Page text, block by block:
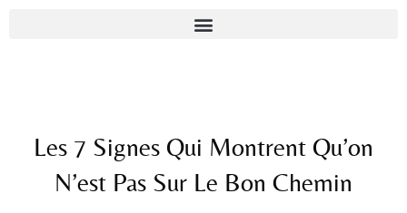
Les 7 Signes Qui Montrent Qu’on
N’est Pas Sur Le Bon Chemin